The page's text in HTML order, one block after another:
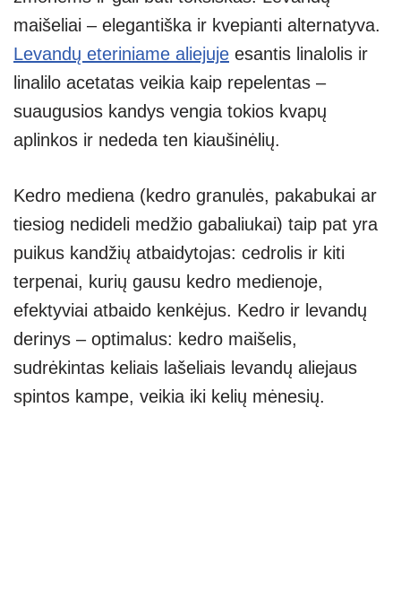
maišeliai – elegantiška ir kvepianti alternatyva.
Levandų eteriniame aliejuje esantis linalolis ir
linalilo acetatas veikia kaip repelentas –
suaugusios kandys vengia tokios kvapų
aplinkos ir nededa ten kiaušinėlių.
Kedro mediena (kedro granulės, pakabukai ar
tiesiog nedideli medžio gabaliukai) taip pat yra
puikus kandžių atbaidytojas: cedrolis ir kiti
terpenai, kurių gausu kedro medienoje,
efektyviai atbaido kenkėjus. Kedro ir levandų
derinys – optimalus: kedro maišelis,
sudrėkintas keliais lašeliais levandų aliejaus
spintos kampe, veikia iki kelių mėnesių.